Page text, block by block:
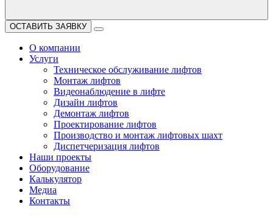
ОСТАВИТЬ ЗАЯВКУ
О компании
Услуги
Техническое обслуживание лифтов
Монтаж лифтов
Видеонаблюдение в лифте
Дизайн лифтов
Демонтаж лифтов
Проектирование лифтов
Производство и монтаж лифтовых шахт
Диспетчеризация лифтов
Наши проекты
Оборудование
Калькулятор
Медиа
Контакты